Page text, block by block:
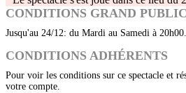
CONDITIONS GRAND PUBLIC
Jusqu'au 24/12: du Mardi au Samedi à
CONDITIONS ADHÉRENTS
Pour voir les conditions sur ce spectacle et
votre compte.